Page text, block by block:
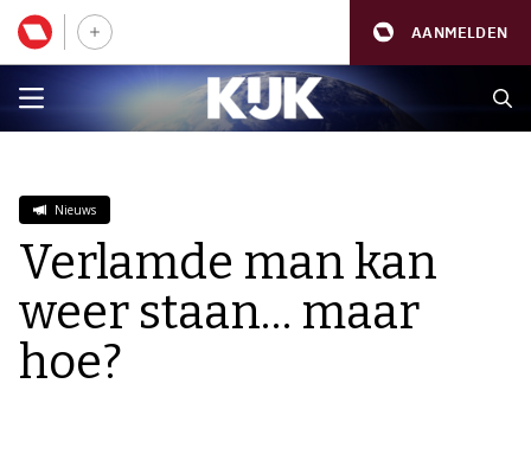
AANMELDEN
Nieuws
Verlamde man kan
weer staan… maar
hoe?